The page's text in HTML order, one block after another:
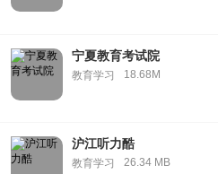
宁夏教育考试院
教育学习 18.68M
沪江听力酷
教育学习 26.34 MB